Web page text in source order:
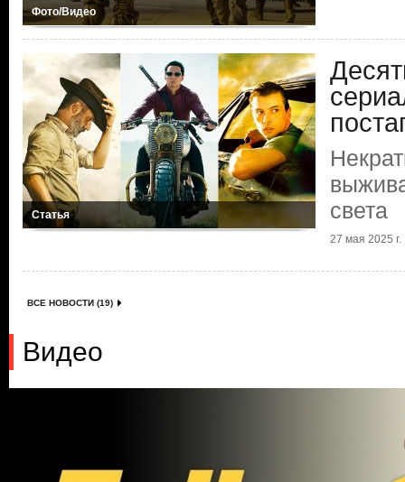
Фото/Видео
Статья
света
27 мая 2025 г.
ВСЕ НОВОСТИ (19)
Видео